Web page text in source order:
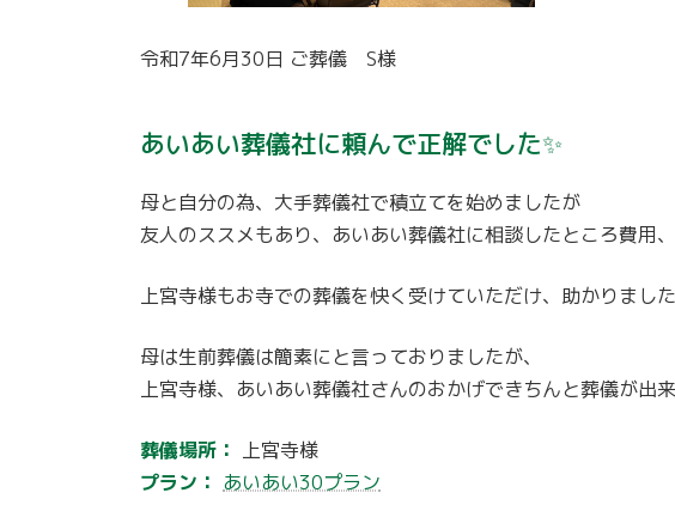
令和7年6月30日 ご葬儀 S様
あいあい葬儀社に頼んで正解でした✨
母と自分の為、大手葬儀社で積立てを始めましたが
友人のススメもあり、あいあい葬儀社に相談したところ費用
上宮寺様もお寺での葬儀を快く受けていただけ、助かりました
母は生前葬儀は簡素にと言っておりましたが、
上宮寺様、あいあい葬儀社さんのおかげできちんと葬儀が出
葬儀場所： 上宮寺様
プラン： あいあい30プラン